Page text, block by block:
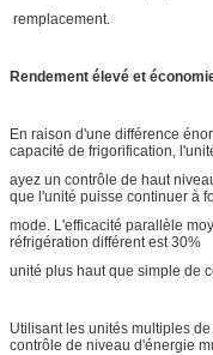
remplacement.
Rendement élevé et
En raison d'une différence
capacité de frigorification,
ayez un contrôle de haut
que l'unité puisse continuer à
mode. L'efficacité parallèle
réfrigération différent est 30%
unité plus haut que simple de
Utilisant les unités multiples
contrôle de niveau d'énergie